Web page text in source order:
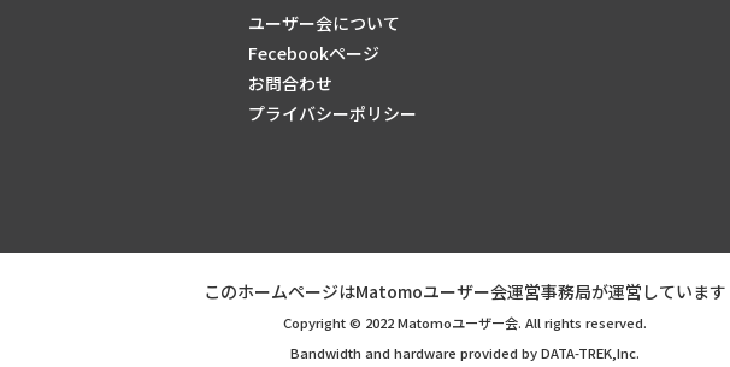
ユーザー会について
Fecebookページ
お問合わせ
プライバシーポリシー
このホームページはMatomoユーザー会運営事務局が運営しています
Copyright © 2022 Matomoユーザー会. All rights reserved.
Bandwidth and hardware provided by DATA-TREK,Inc.